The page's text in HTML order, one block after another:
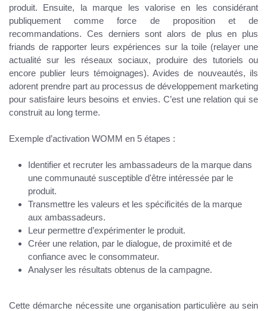
produit. Ensuite, la marque les valorise en les considérant
publiquement comme force de proposition et de
recommandations. Ces derniers sont alors de plus en plus
friands de rapporter leurs expériences sur la toile (relayer une
actualité sur les réseaux sociaux, produire des tutoriels ou
encore publier leurs témoignages). Avides de nouveautés, ils
adorent prendre part au processus de développement marketing
pour satisfaire leurs besoins et envies. C’est une relation qui se
construit au long terme.
Exemple d’activation WOMM en 5 étapes :
Identifier et recruter les ambassadeurs de la marque dans
une communauté susceptible d'être intéressée par le
produit.
Transmettre les valeurs et les spécificités de la marque
aux ambassadeurs.
Leur permettre d’expérimenter le produit.
Créer une relation, par le dialogue, de proximité et de
confiance avec le consommateur.
Analyser les résultats obtenus de la campagne.
Cette démarche nécessite une organisation particulière au sein